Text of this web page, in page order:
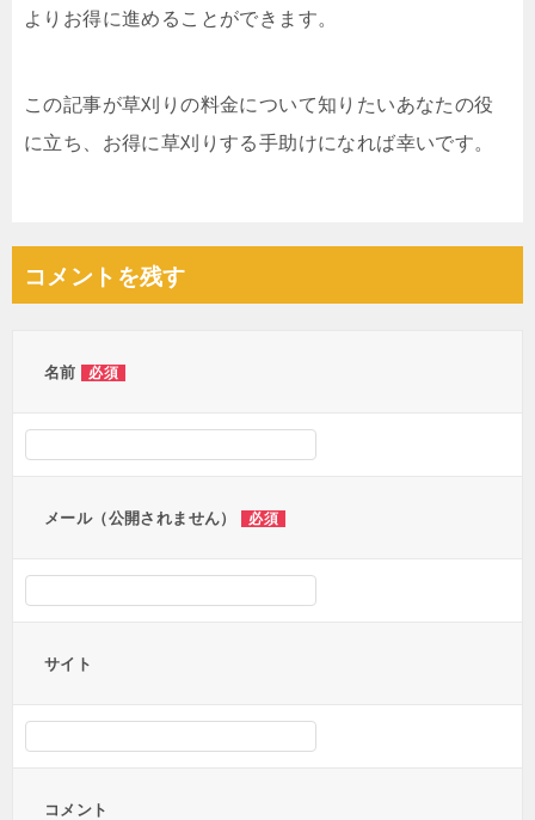
よりお得に進めることができます。
この記事が草刈りの料金について知りたいあなたの役
に立ち、お得に草刈りする手助けになれば幸いです。
コメントを残す
名前 必須
メール（公開されません） 必須
サイト
コメント